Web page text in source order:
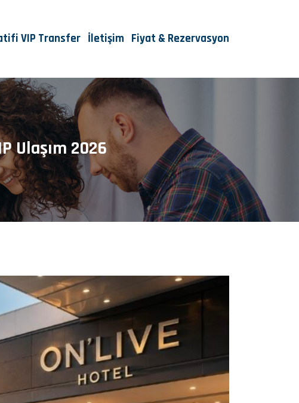
VIP Transfer İletişim Fiyat & Rezervasyon
Ulaşım 2026